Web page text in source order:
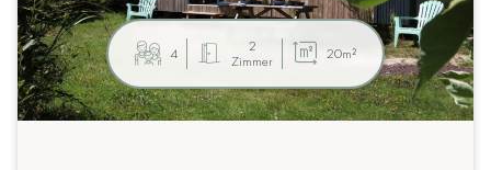
4
2
Zimmer
20m²